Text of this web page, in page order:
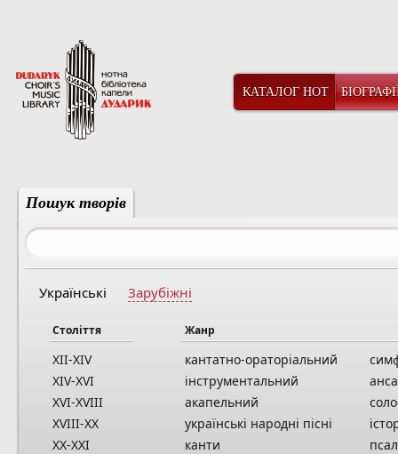
КАТАЛОГ НОТ
Пошук творів
Українські Зарубіжні
Століття
XII-XIV
XIV-XVI
XVI-XVIII
XVIII-XX
XX-XXI
Жанр
кантатно-ораторіальний
інструментальний
акапельний
українські народні пісні
канти